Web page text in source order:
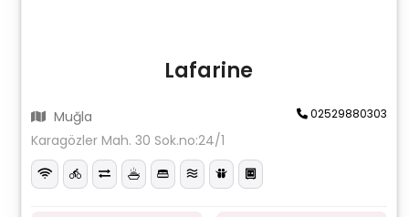
Lafarine
Muğla 02529880303
Karagözler Mah. 30 Sok.no:24/1